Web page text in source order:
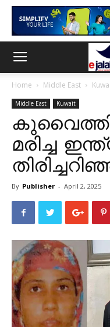
Home Middle East
Middle East Kuwait
മരിച്ച
By Publisher - April 2, 2025